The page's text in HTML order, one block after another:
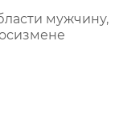
мужчину,